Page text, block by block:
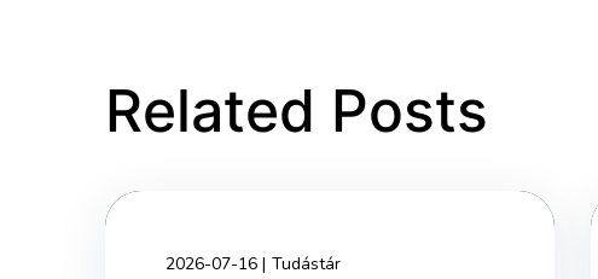
Related Posts
2026-07-16 Tudástár